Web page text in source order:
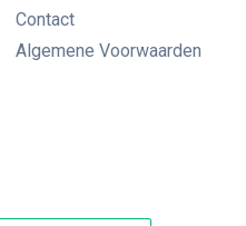
Contact
Algemene Voorwaarden